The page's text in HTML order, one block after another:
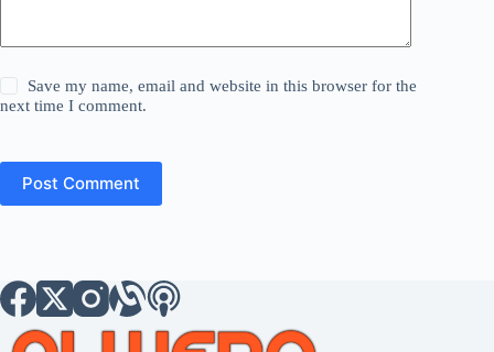
Save my name, email and website in this browser for the
next time I comment.
Post Comment